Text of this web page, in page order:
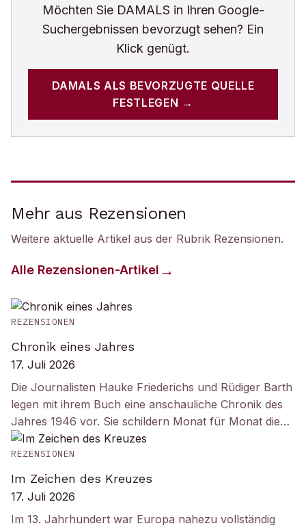
Möchten Sie DAMALS in Ihren Google-
Suchergebnissen bevorzugt sehen? Ein
Klick genügt.
DAMALS ALS BEVORZUGTE QUELLE
FESTLEGEN →
Mehr aus Rezensionen
Weitere aktuelle Artikel aus der Rubrik Rezensionen.
Alle Rezensionen-Artikel
REZENSIONEN
Chronik eines Jahres
17. Juli 2026
Die Journalisten Hauke Friederichs und Rüdiger Barth
legen mit ihrem Buch eine anschauliche Chronik des
Jahres 1946 vor. Sie schildern Monat für Monat die…
REZENSIONEN
Im Zeichen des Kreuzes
17. Juli 2026
Im 13. Jahrhundert war Europa nahezu vollständig